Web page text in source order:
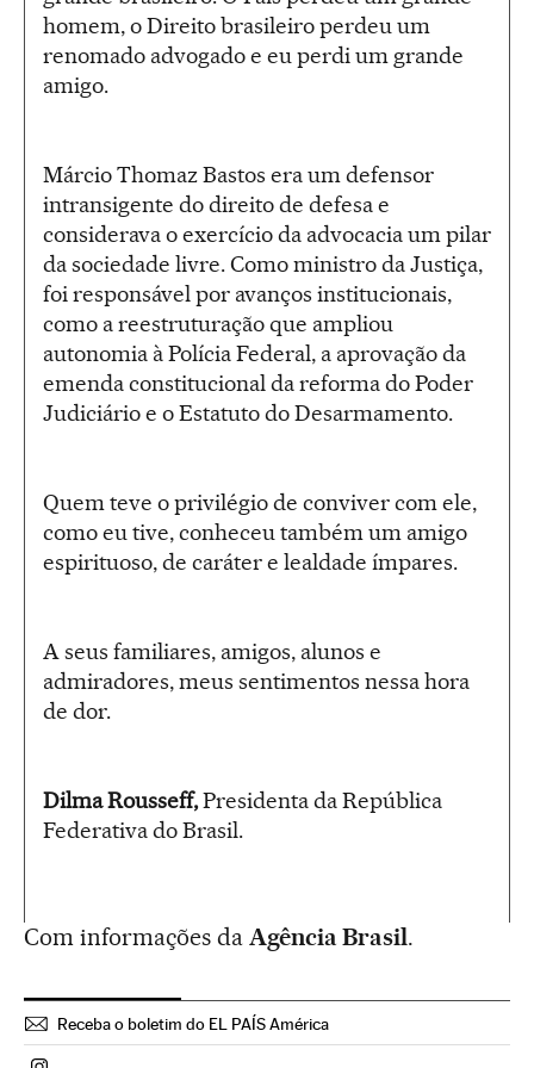
homem, o Direito brasileiro perdeu um
renomado advogado e eu perdi um grande
amigo.
Márcio Thomaz Bastos era um defensor
intransigente do direito de defesa e
considerava o exercício da advocacia um pilar
da sociedade livre. Como ministro da Justiça,
foi responsável por avanços institucionais,
como a reestruturação que ampliou
autonomia à Polícia Federal, a aprovação da
emenda constitucional da reforma do Poder
Judiciário e o Estatuto do Desarmamento.
Quem teve o privilégio de conviver com ele,
como eu tive, conheceu também um amigo
espirituoso, de caráter e lealdade ímpares.
A seus familiares, amigos, alunos e
admiradores, meus sentimentos nessa hora
de dor.
Dilma Rousseff,Presidenta da República
Federativa do Brasil.
Com informações da Agência Brasil.
Receba o boletim do EL PAÍS América